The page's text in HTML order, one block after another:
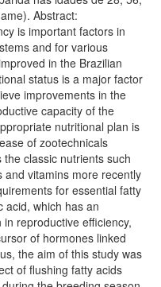
Abstract:
is important factors in
and for various
in the Brazilian
status is a major factor
improvements in the
capacity of the
nutritional plan is
of zootechnicals
classic nutrients such
and vitamins more recently
for essential fatty
acid, which has an
reproductive efficiency,
of hormones linked
the aim of this study was
of flushing fatty acids